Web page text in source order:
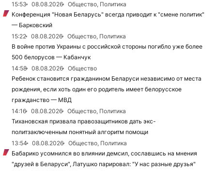
15:53 08.08.2026
Общество, Политика
Конференция "Новая Беларусь" всегда приводит к "смене политик"
— Барковский
15:22
08.08.2026
Общество, Политика
В войне против Украины с российской стороны погибло уже более
500 белорусов — Кабанчук
14:58
08.08.2026
Общество
Ребенок становится гражданином Беларуси независимо от места
рождения, если хоть один его родитель имеет белорусское
гражданство — МВД
14:16
08.08.2026
Общество, Политика
Тихановская призвала правозащитников дать экс-
политзаключенным понятный алгоритм помощи
13:54
08.08.2026
Общество, Политика
Бабарико усомнился во влиянии демсил, сославшись на мнения
"друзей в Беларуси", Латушко парировал: "У нас разные друзья"